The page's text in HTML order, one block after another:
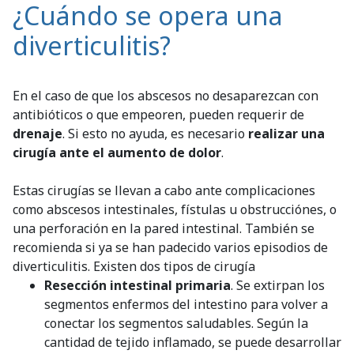
¿Cuándo se opera una
diverticulitis?
En el caso de que los abscesos no desaparezcan con
antibióticos o que empeoren, pueden requerir de
drenaje. Si esto no ayuda, es necesario realizar una
cirugía ante el aumento de dolor.
Estas cirugías se llevan a cabo ante complicaciones
como abscesos intestinales, fístulas u obstrucciónes, o
una perforación en la pared intestinal. También se
recomienda si ya se han padecido varios episodios de
diverticulitis. Existen dos tipos de cirugía
Resección intestinal primaria. Se extirpan los
segmentos enfermos del intestino para volver a
conectar los segmentos saludables. Según la
cantidad de tejido inflamado, se puede desarrollar